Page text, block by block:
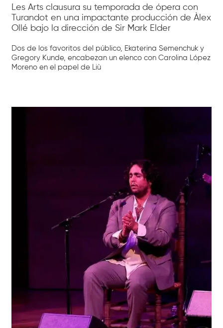
Les Arts clausura su temporada de ópera con
Turandot en una impactante producción de Àlex
Ollé bajo la dirección de Sir Mark Elder
Dos de los favoritos del público, Ekaterina Semenchuk y
Gregory Kunde, encabezan un elenco con Carolina López
Moreno en el papel de Liù